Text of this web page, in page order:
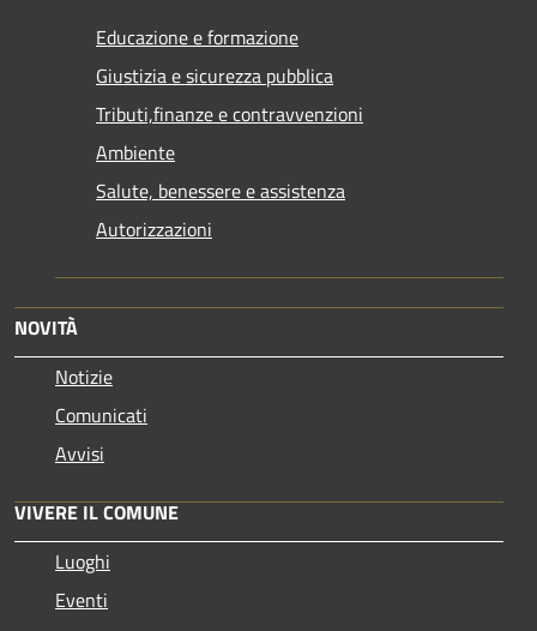
Educazione e formazione
Giustizia e sicurezza pubblica
Tributi,finanze e contravvenzioni
Ambiente
Salute, benessere e assistenza
Autorizzazioni
NOVITÀ
Notizie
Comunicati
Avvisi
VIVERE IL COMUNE
Luoghi
Eventi